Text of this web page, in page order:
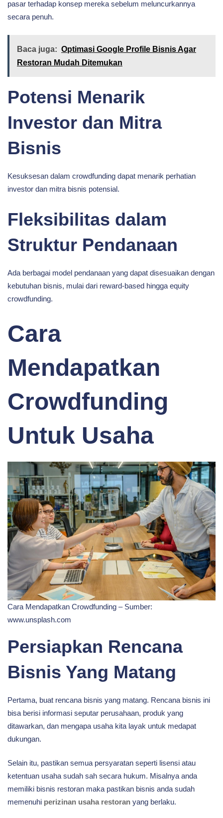
pasar terhadap konsep mereka sebelum meluncurkannya
secara penuh.
Baca juga: Optimasi Google Profile Bisnis Agar
Restoran Mudah Ditemukan
Potensi Menarik
Investor dan Mitra
Bisnis
Kesuksesan dalam crowdfunding dapat menarik perhatian
investor dan mitra bisnis potensial.
Fleksibilitas dalam
Struktur Pendanaan
Ada berbagai model pendanaan yang dapat disesuaikan dengan
kebutuhan bisnis, mulai dari reward-based hingga equity
crowdfunding.
Cara
Mendapatkan
Crowdfunding
Untuk Usaha
Cara Mendapatkan Crowdfunding – Sumber:
www.unsplash.com
Persiapkan Rencana
Bisnis Yang Matang
Pertama, buat rencana bisnis yang matang. Rencana bisnis ini
bisa berisi informasi seputar perusahaan, produk yang
ditawarkan, dan mengapa usaha kita layak untuk medapat
dukungan.
Selain itu, pastikan semua persyaratan seperti lisensi atau
ketentuan usaha sudah sah secara hukum. Misalnya anda
memiliki bisnis restoran maka pastikan bisnis anda sudah
memenuhi perizinan usaha restoran yang berlaku.